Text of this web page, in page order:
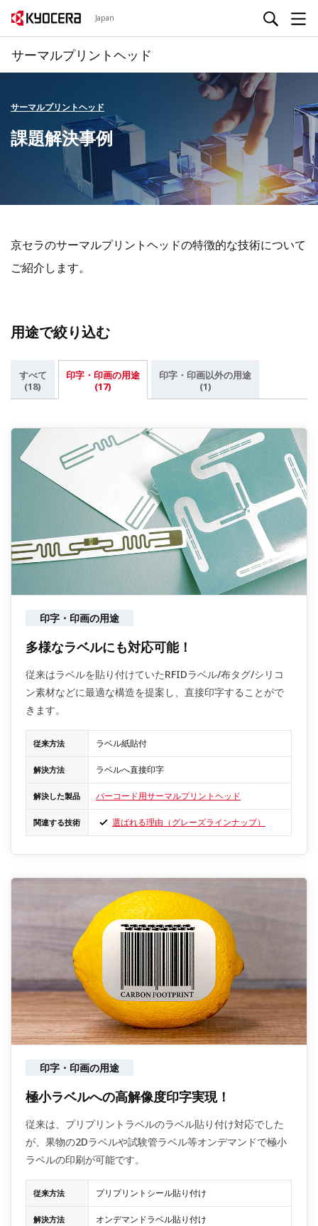
Japan
サーマルプリントヘッド
サーマルプリントヘッド
課題解決事例
京セラのサーマルプリントヘッドの特徴的な技術について
ご紹介します。
用途で絞り込む
すべて
(18)
印字・印画の用途
(17)
印字・印画以外の用途
(1)
印字・印画の用途
多様なラベルにも対応可能！
従来はラベルを貼り付けていたRFIDラベル/布タグ/シリコ
ン素材などに最適な構造を提案し、直接印字することがで
きます。
従来方法 ラベル紙貼付
解決方法 ラベルへ直接印字
解決した製品 バーコード用サーマルプリントヘッド
関連する技術 選ばれる理由（グレーズラインナップ）
印字・印画の用途
極小ラベルへの高解像度印字実現！
従来は、プリプリントラベルのラベル貼り付け対応でした
が、果物の2Dラベルや試験管ラベル等オンデマンドで極小
ラベルの印刷が可能です。
従来方法 プリプリントシール貼り付け
解決方法 オンデマンドラベル貼り付け